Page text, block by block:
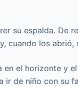
su espalda. De
cuando los
en el horizonte y
ir de niño con su